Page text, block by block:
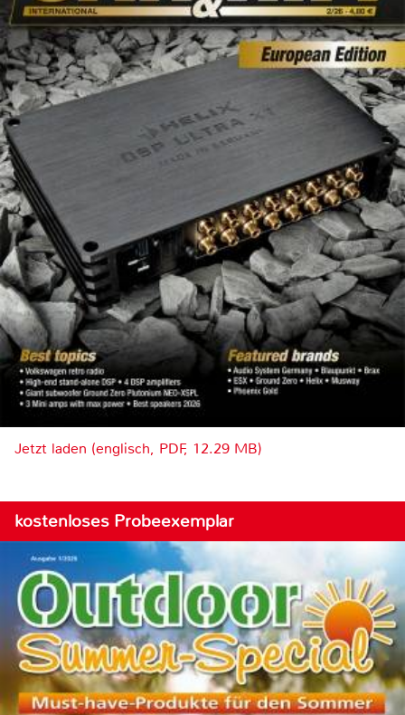
Jetzt laden (englisch, PDF, 12.29 MB)
kostenloses Probeexemplar